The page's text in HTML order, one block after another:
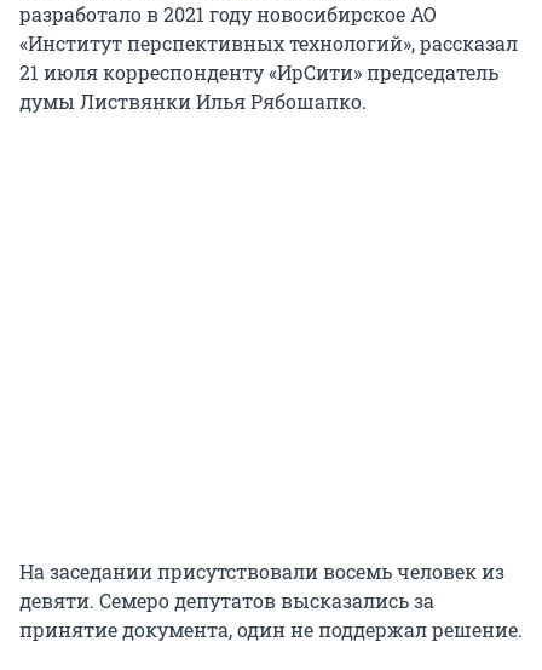
разработало в 2021 году новосибирское АО
«Институт перспективных технологий», рассказал
21 июля корреспонденту «ИрСити» председатель
думы Листвянки Илья Рябошапко.
На заседании присутствовали восемь человек из
девяти. Семеро депутатов высказались за
принятие документа, один не поддержал решение.